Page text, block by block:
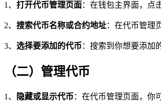
1、 打开代币管理页面：在钱包主界面，点
2、 搜索代币名称或合约地址：在代币管理
3、 选择要添加的代币 ：搜索到你想要添加
（二）管理代币
1、 隐藏或显示代币 ：在代币管理页面，你